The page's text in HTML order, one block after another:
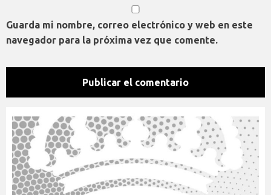
Guarda mi nombre, correo electrónico y web en este
navegador para la próxima vez que comente.